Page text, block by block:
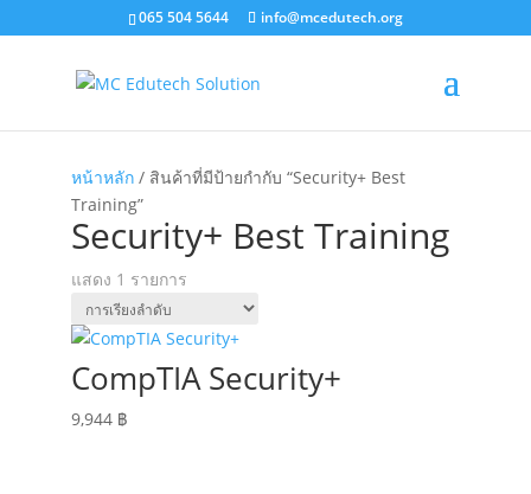
065 504 5644 info@mcedutech.org
หน้าหลัก/ สินค้าที่มีป้ายกำกับ “Security+ Best
Training”
Security+ Best Training
แสดง 1 รายการ
CompTIA Security+
9,944 ฿